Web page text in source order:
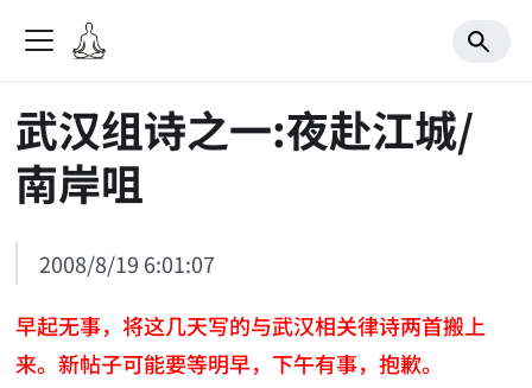
武汉组诗之一:夜赴江城/
南岸咀
2008/8/19 6:01:07
早起无事，将这几天写的与武汉相关律诗两首搬上
来。新帖子可能要等明早，下午有事，抱歉。